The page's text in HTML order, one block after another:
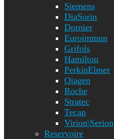
Siemens
DiaSorin
Dornier
Euroimmun
Grifols
Hamilton
PerkinElmer
Qiagen
Roche
Stratec
Tecan
Virion\Serion
Reservoire